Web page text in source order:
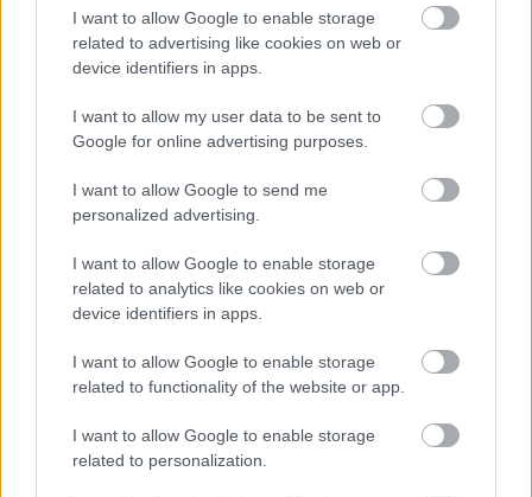
I want to allow Google to enable storage
related to advertising like cookies on web or
device identifiers in apps.
I want to allow my user data to be sent to
Google for online advertising purposes.
I want to allow Google to send me
personalized advertising.
I want to allow Google to enable storage
related to analytics like cookies on web or
device identifiers in apps.
I want to allow Google to enable storage
related to functionality of the website or app.
I want to allow Google to enable storage
related to personalization.
10. Charles Bradley & The Menahan Street Band: